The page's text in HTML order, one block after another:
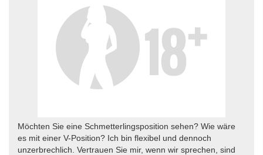
Möchten Sie eine Schmetterlingsposition sehen? Wie wäre
es mit einer V-Position? Ich bin flexibel und dennoch
unzerbrechlich. Vertrauen Sie mir, wenn wir sprechen, sind